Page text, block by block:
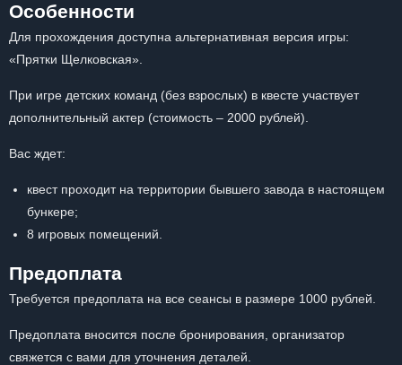
Особенности
Для прохождения доступна альтернативная версия игры:
«Прятки Щелковская».
При игре детских команд (без взрослых) в квесте участвует
дополнительный актер (стоимость – 2000 рублей).
Вас ждет:
квест проходит на территории бывшего завода в настоящем
бункере;
8 игровых помещений.
Предоплата
Требуется предоплата на все сеансы в размере 1000 рублей.
Предоплата вносится после бронирования, организатор
свяжется с вами для уточнения деталей.